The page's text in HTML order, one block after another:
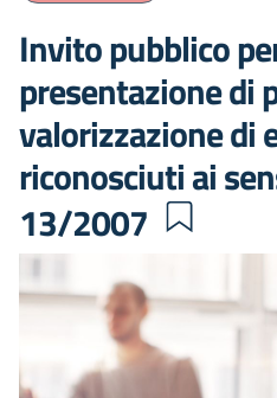
Invito pubblico
presentazione di
valorizzazione di
riconosciuti ai
13/2007